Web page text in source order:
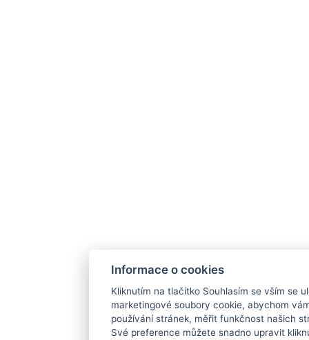
Informace o cookies
Kliknutím na tlačítko Souhlasím se vším se
marketingové soubory cookie, abychom
používání stránek, měřit funkčnost našich
Své preference můžete snadno upravit